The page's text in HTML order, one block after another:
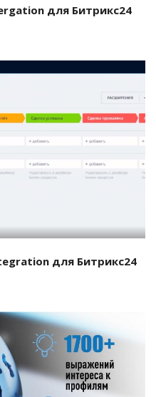
для Битрикс24
для Битрикс24